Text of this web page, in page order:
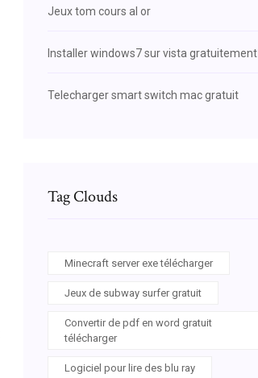
Jeux tom cours al or
Installer windows7 sur vista gratuitement
Telecharger smart switch mac gratuit
Tag Clouds
Minecraft server exe télécharger
Jeux de subway surfer gratuit
Convertir de pdf en word gratuit
télécharger
Logiciel pour lire des blu ray